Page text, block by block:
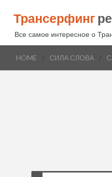
Трансерфинг
Все самое интересное о
HOME / СИЛА СЛОВА /